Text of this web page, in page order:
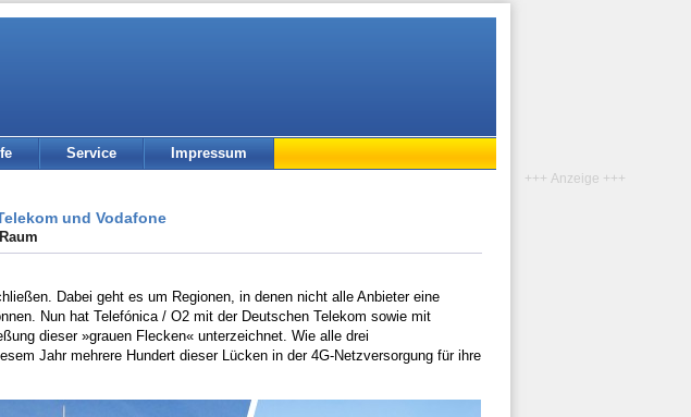
Service Impressum
und Vodafone
Dabei geht es um Regionen, in denen nicht alle Anbieter eine
Nun hat Telefónica / O2 mit der Deutschen Telekom sowie mit
dieser »grauen Flecken« unterzeichnet. Wie alle drei
Jahr mehrere Hundert dieser Lücken in der 4G-Netzversorgung für ihre
+++ Anzeige +++